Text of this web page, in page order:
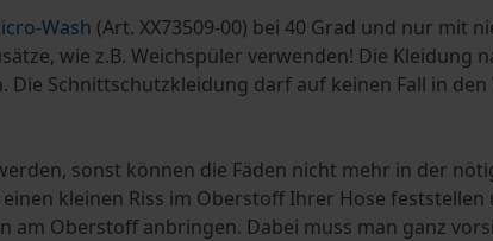
Wash (Art. XX73509-00) bei 40 Grad und nur mit
wie z.B. Weichspüler verwenden! Die Kleidung
Schnittschutzkleidung darf auf keinen Fall in
sonst können die Fäden nicht mehr in der
kleinen Riss im Oberstoff Ihrer Hose feststellen
am Oberstoff anbringen. Dabei muss man ganz